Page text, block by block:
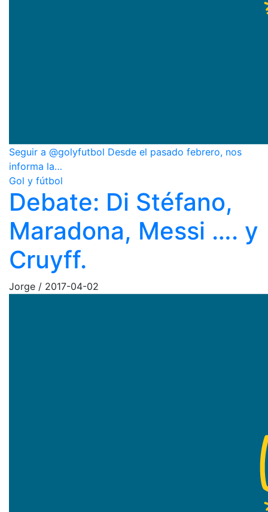
Seguir a @golyfutbol Desde el pasado febrero, nos
informa la…
Gol y fútbol
Debate: Di Stéfano,
Maradona, Messi …. y
Cruyff.
Jorge / 2017-04-02